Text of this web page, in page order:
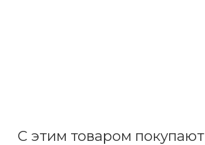
С этим товаром покупают